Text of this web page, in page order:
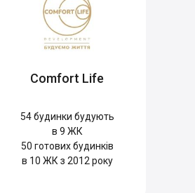
Comfort Life
54будинки будують
в 9 ЖК
50 готових будинків
в 10 ЖК з 2012 року